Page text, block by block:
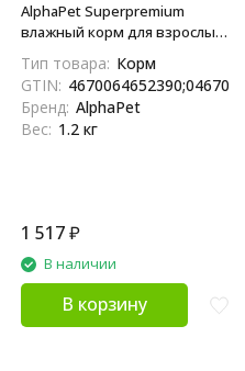
AlphaPet Superpremium
влажный корм для взрослых
малиной в соусе, в
ламистерах - 80 г х 15 шт
Тип товара: Корм
GTIN:
Бренд: AlphaPet
Вес: 1.2 кг
1 517₽
В наличии
В корзину